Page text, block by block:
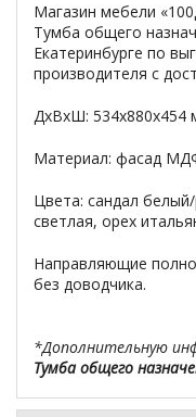
Магазин мебели
Тумба общего
Екатеринбурге по
производителя с
ДхВхШ: 534х880х454
Материал: фасад
Цвета: сандал
светлая, орех
Направляющие
без доводчика.
*Дополнительную
Тумба общего